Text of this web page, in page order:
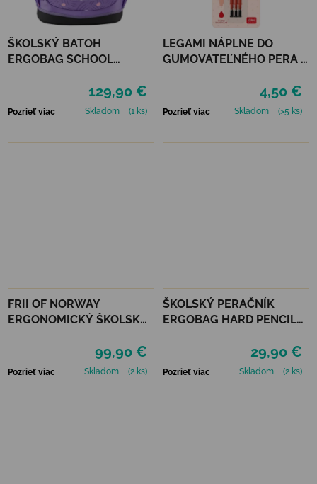
ŠKOLSKÝ BATOH
ERGOBAG SCHOOL
PONYBEARADISE129,90 €
Pozrieť viac Skladom (1 ks)
LEGAMI NÁPLNE DO
GUMOVATEĽNÉHO PERA 3
4,50 €
Pozrieť viac Skladom (>5 ks)
FRII OF NORWAY
ERGONOMICKÝ ŠKOLSKÝ
99,90 €
Pozrieť viac Skladom (2 ks)
ŠKOLSKÝ PERAČNÍK
ERGOBAG HARD PENCIL
29,90 €
Pozrieť viac Skladom (2 ks)